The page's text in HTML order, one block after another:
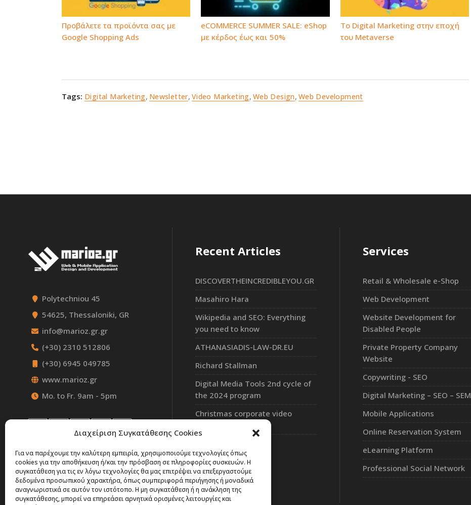
Διαχείριση Συγκατάθεσης Cookies
Για να παρέχουμε την καλύτερη εμπειρία, χρησιμοποιούμε τεχνολογίες όπως
cookies για την αποθήκευση ή/και την πρόσβαση σε πληροφορίες συσκευών. Η
συγκατάθεση για τις εν λόγω τεχνολογίες θα μας επιτρέψει να επεξεργαστούμε
δεδομένα προσωπικού χαρακτήρα, όπως συμπεριφορά περιήγησης ή μοναδικά
αναγνωριστικά σε αυτόν τον ιστότοπο. Η μη συγκατάθεση ή η ανάκληση της
συγκατάθεσης, μπορεί να επηρεάσει αρνητικά ορισμένες λειτουργίες και
Προβάλετε τα προϊόντα σας με
Google Shopping Ads
eCOMMERCE SUMMER SALE: eShop
με κέρδος έως και 50%
To Digital Marketing στην εποχή
του Metaverse
Tags: Digital Marketing, Newsletter, Video Marketing, Web Design, Web Development
Polytechniou 45
54625, Thessaloniki, GR
info@marioz.gr.gr
(+30) 2310 512806
(+30) 6945 049785
www.marioz.gr
Mo. to Fr. 9am - 5pm
Recent Articles
DISCOVERTHEINCREDIBLEYOU.GR
Masahiro Hara
Wikipedia and SEO: Everything
you need to know
ATHANASIADIS-LAW-DR.EU
Richard Stallman
Digital Media Tools 2nd cycle of
the 2024 program
Christmas corporate video
Services
Retail & Wholesale e-Shop
Web Development
Website Development for
Disabled People
Private Property Company
Website
Copywriting - SEO
Digital Marketing – SEO – SEM
Mobile Applications
Online Reservation System
eLearning Platform
Professional Social Network